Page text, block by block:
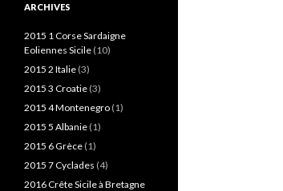
ARCHIVES
2015 1 Corse Sardaigne
Eoliennes Sicile (10)
2015 2 Italie (3)
2015 3 Croatie (3)
2015 4 Montenegro (1)
2015 5 Albanie (1)
2015 6 Grèce (1)
2015 7 Cyclades (4)
2016 Crête Sicile à Bretagne